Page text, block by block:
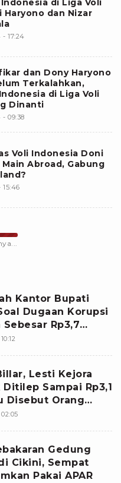
di Liga Voli
Haryono dan Nizar
- 17:24
dan Dony Haryono
Terkalahkan,
di Liga Voli
Dinanti
- 09:38
Voli Indonesia Doni
Abroad, Gabung
15:46
Kantor Bupati
Dugaan Korupsi
Rp3,7
Lesti Kejora
Sampai Rp3,1
Disebut Orang
Gedung
Cikini, Sempat
Pakai APAR